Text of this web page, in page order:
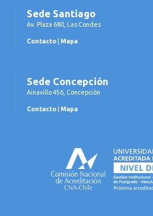
Sede Santiago
Av. Plaza 680, Las Condes
Contacto Mapa
Sede Concepción
Ainavillo 456, Concepción
Contacto Mapa